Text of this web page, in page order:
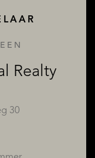
Realty
30